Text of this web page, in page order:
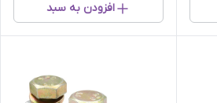
افزودن به سبد